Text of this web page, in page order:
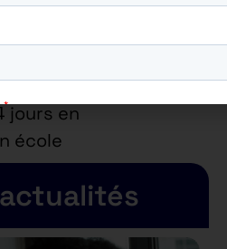
en
en
jours en
école